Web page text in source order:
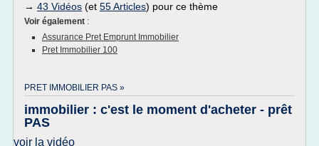
→ 43 Vidéos (et 55 Articles) pour ce thème
Voir également :
Assurance Pret Emprunt Immobilier
Pret Immobilier 100
PRET IMMOBILIER PAS »
immobilier : c'est le moment d'acheter - prêt
PAS
voir la vidéo